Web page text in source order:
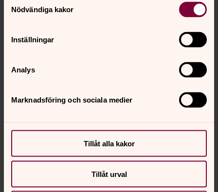
Nödvändiga kakor
Inställningar
Analys
Marknadsföring och sociala medier
Tillåt alla kakor
Tillåt urval
Sommar
sommarmånaderna finns Svenska kyrkan nära.
augusti 2026
Vecka 32
mån tis ons tor
6
fre
7
lör sön